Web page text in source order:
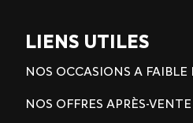
LIENS UTILES
NOS OCCASIONS A
NOS OFFRES APRÈS-VENTE